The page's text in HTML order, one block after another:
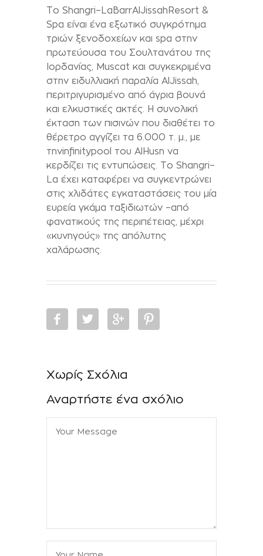
Το Shangri– La BarrAlJissah Resort &
Spa είναι ένα εξωτικό συγκρότημα
τριών ξενοδοχείων και spa στην
πρωτεύουσα του Σουλτανάτου της
Ιορδανίας, Muscat και συγκεκριμένα
στην ειδυλλιακή παραλία AlJissah,
περιτριγυρισμένο από άγρια βουνά
και ελκυστικές ακτές. Η συνολική
έκταση των πισινών που διαθέτει το
θέρετρο αγγίζει τα 6.000 τ. μ., με
τηνinfinitypool του Al Husn να
κερδίζει τις εντυπώσεις. Το Shangri–
La έχει καταφέρει να συγκεντρώνει
στις χλιδάτες εγκαταστάσεις του μία
ευρεία γκάμα ταξιδιωτών –από
φανατικούς της περιπέτειας, μέχρι
«κυνηγούς» της απόλυτης
χαλάρωσης.
Χωρίς Σχόλια
Αναρτήστε ένα σχόλιο